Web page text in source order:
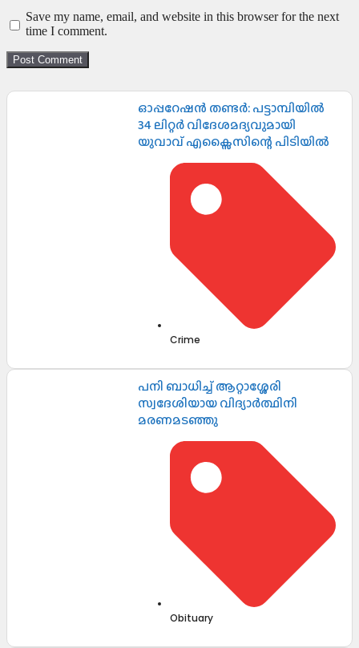
Save my name, email, and website in this browser for the next
time I comment.
ഓപ്പറേഷൻ തണ്ടർ: പട്ടാമ്പിയിൽ
34 ലിറ്റർ വിദേശമദ്യവുമായി
യുവാവ് എക്സൈസിന്റെ പിടിയിൽ
Crime
പനി ബാധിച്ച് ആറ്റാശ്ശേരി
സ്വദേശിയായ വിദ്യാർത്ഥിനി
മരണമടഞ്ഞു
Obituary